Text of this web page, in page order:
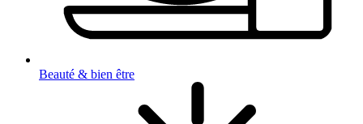
Beauté & bien être